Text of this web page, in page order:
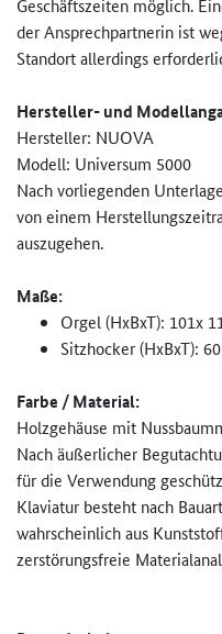
Geschäftszeiten möglich.
der Ansprechpartnerin ist
Standort allerdings
Hersteller- und
Hersteller: NUOVA
Modell: Universum 5000
Nach vorliegenden
von einem
auszugehen.
Maße:
Orgel (HxBxT): 101x
Sitzhocker (HxBxT):
Farbe / Material:
Holzgehäuse mit
Nach äußerlicher
für die Verwendung
Klaviatur besteht nach
wahrscheinlich aus
zerstörungsfreie